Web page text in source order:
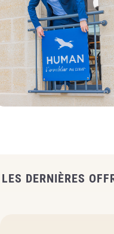
LES DERNIÈRES